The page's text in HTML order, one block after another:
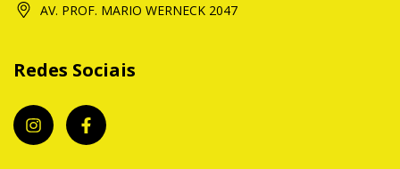
AV. PROF. MARIO WERNECK 2047
Redes Sociais